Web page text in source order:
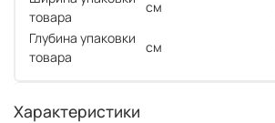
товара
см
Глубина упаковки
товара
см
Характеристики